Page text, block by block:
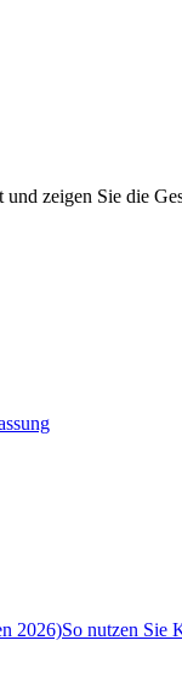
zeigen Sie die
2026)So nutzen Sie